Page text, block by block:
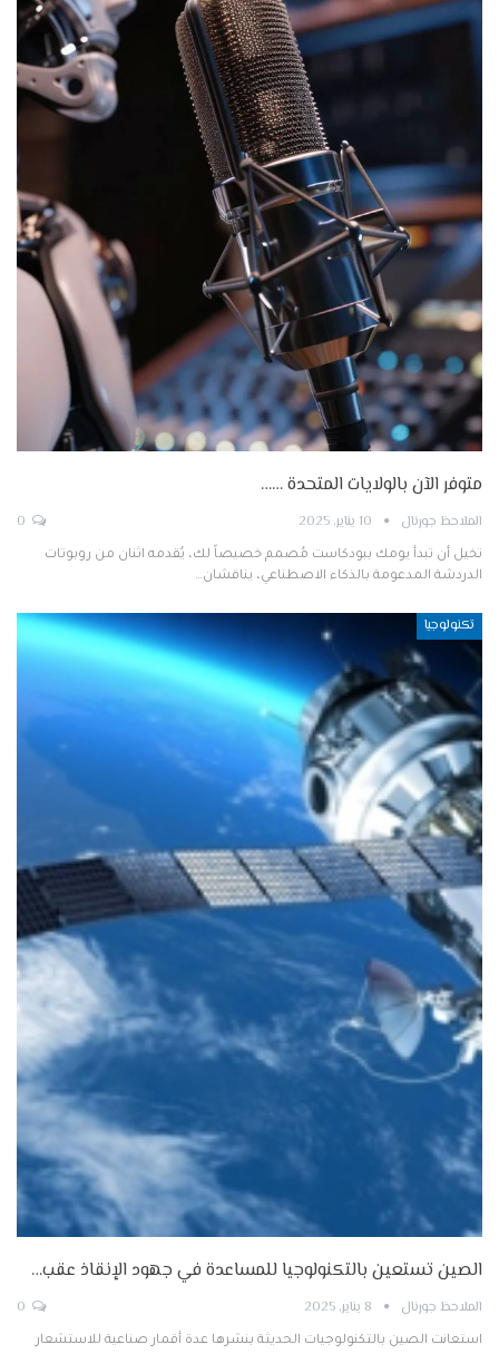
متوفر الآن بالولايات المتحدة ……
الملاحظ جورنال 10 يناير, 2025
تخيل أن تبدأ يومك ببودكاست مُصمم خصيصاً لك، يُقدمه اثنان من روبوتات
الدردشة المدعومة بالذكاء الاصطناعي، يناقشان…
تكنولوجيا
الصين تستعين بالتكنولوجيا للمساعدة في جهود الإنقاذ عقب…
الملاحظ جورنال 8 يناير, 2025
استعانت الصين بالتكنولوجيات الحديثة بنشرها عدة أقمار صناعية للاستشعار